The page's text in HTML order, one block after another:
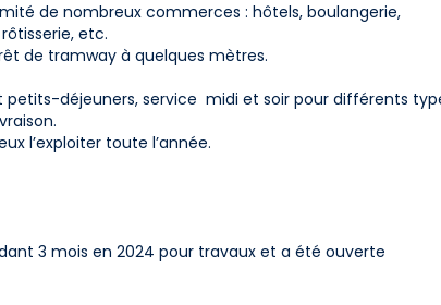
de nombreux commerces : hôtels, boulangerie,
etc.
de tramway à quelques mètres.
déjeuners, service midi et soir pour différents
l’exploiter toute l’année.
3 mois en 2024 pour travaux et a été ouverte